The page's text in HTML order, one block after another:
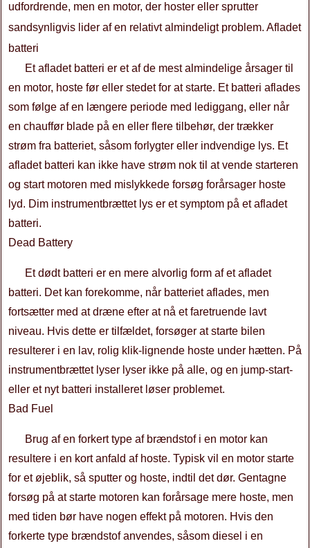
udfordrende, men en motor, der hoster eller sprutter
sandsynligvis lider af en relativt almindeligt problem. Afladet
batteri
Et afladet batteri er et af de mest almindelige årsager til
en motor, hoste før eller stedet for at starte. Et batteri aflades
som følge af en længere periode med lediggang, eller når
en chauffør blade på en eller flere tilbehør, der trækker
strøm fra batteriet, såsom forlygter eller indvendige lys. Et
afladet batteri kan ikke have strøm nok til at vende starteren
og start motoren med mislykkede forsøg forårsager hoste
lyd. Dim instrumentbrættet lys er et symptom på et afladet
batteri.
Dead Battery
Et dødt batteri er en mere alvorlig form af et afladet
batteri. Det kan forekomme, når batteriet aflades, men
fortsætter med at dræne efter at nå et faretruende lavt
niveau. Hvis dette er tilfældet, forsøger at starte bilen
resulterer i en lav, rolig klik-lignende hoste under hætten. På
instrumentbrættet lyser lyser ikke på alle, og en jump-start-
eller et nyt batteri installeret løser problemet.
Bad Fuel
Brug af en forkert type af brændstof i en motor kan
resultere i en kort anfald af hoste. Typisk vil en motor starte
for et øjeblik, så sputter og hoste, indtil det dør. Gentagne
forsøg på at starte motoren kan forårsage mere hoste, men
med tiden bør have nogen effekt på motoren. Hvis den
forkerte type brændstof anvendes, såsom diesel i en